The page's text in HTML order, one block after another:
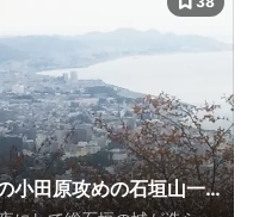
小田原攻めの石垣山一夜